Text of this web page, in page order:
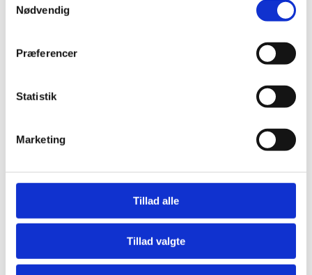
Nødvendig
Præferencer
Statistik
Marketing
Tillad alle
Tillad valgte
Uddannelses- og forskningsministerens udpegning af
offentlige udvalg, kommissioner og lignende i lov om
Uddannelses- og Forskningsstyrelsen anmoder om, at
Indsendelse af forslag
Forslag sendes elektronisk sammen med kandidatens
CV og publikationsliste (i én pdf-fil navngivet med
kandidatens fulde navn; se nedenfor), en
samtykkeerklæring fra kandidaten om behandling af
personoplysninger (en pdf-fil navngivet med